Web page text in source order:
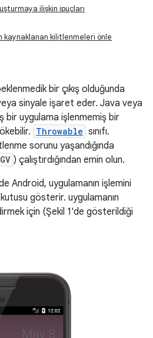
ilişkin ipuçları
kaynaklanan kilitlenmeleri önle
bir çıkış olduğunda
sinyale işaret eder. Java veya
bir uygulama işlenmemiş bir
Throwable sınıfı.
sorunu yaşandığında
) çalıştırdığından emin olun.
Android, uygulamanın işlemini
gösterir. uygulamanın
için (Şekil 1'de gösterildiği